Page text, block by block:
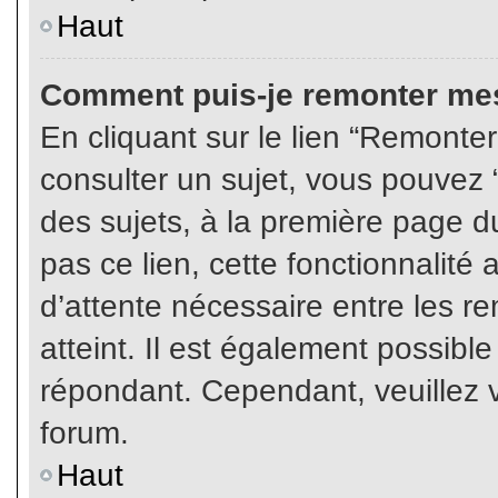
Haut
Comment puis-je remonter
En cliquant sur le lien
consulter un sujet, vous pouvez
des sujets, à la première page
pas ce lien, cette fonctionnalité
d’attente nécessaire entre les
atteint. Il est également
répondant. Cependant, veuillez
forum.
Haut